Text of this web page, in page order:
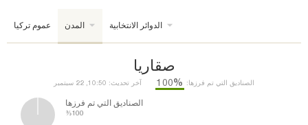
عموم تركيا المدن الدوائر الانتخابية
صقاريا
آخر تحديث: 10:50, 22 سبتمبر الصناديق التي تم فرزها: %100
الصناديق التي تم فرزها
%100